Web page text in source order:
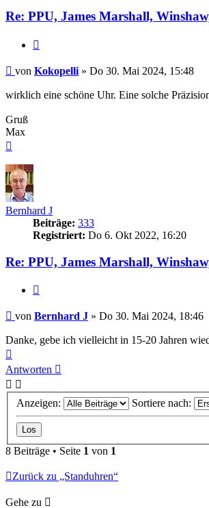
Re: PPU, James Marshall,
Beitrag
von Kokopelli » Do 30. Mai 2024, 15:48
wirklich eine schöne Uhr. Eine solche
Gruß
Max
Bernhard J
Beiträge: 333
Registriert: Do 6. Okt 2022, 16:20
Re: PPU, James Marshall,
Beitrag
von Bernhard J » Do 30. Mai 2024, 18:46
Danke, gebe ich vielleicht in 15-20 Jahren
oben
Antworten
Anzeigen: Sortiere nach:
8 Beiträge • Seite 1 von 1
Zurück zu „Standuhren“
Gehe zu